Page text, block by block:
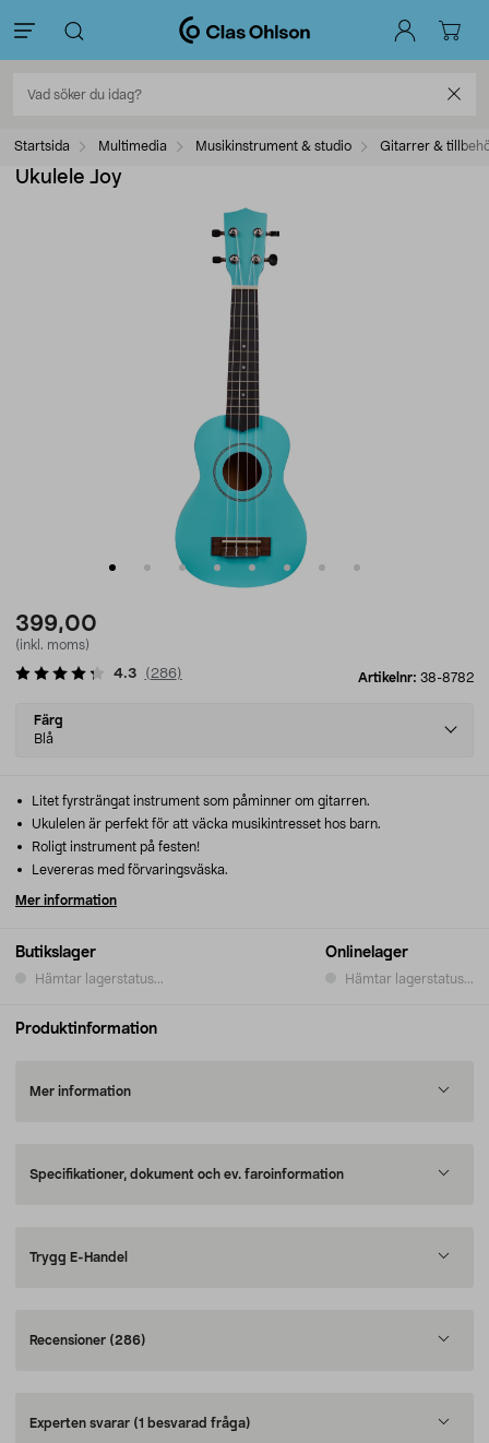
Startsida Multimedia Musikinstrument & studio Gitarrer &
Ukulele Joy
399,00
(inkl. moms)
Artikelnr: 38-8782
4.3 ( 286)
Select
variant
Färg
Blå
Butikslager
Hämtar lagerstatus...
Onlinelager
Hämtar lagerstatus...
Litet fyrsträngat instrument som påminner om gitarren.
Ukulelen är perfekt för att väcka musikintresset hos barn.
Roligt instrument på festen!
Levereras med förvaringsväska.
Mer information
Produktinformation
Mer information
Specifikationer, dokument och ev. faroinformation
Trygg E-Handel
Recensioner (286)
Experten svarar (1 besvarad fråga)